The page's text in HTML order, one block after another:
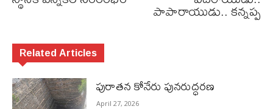
పాపారాయుడు.. కన్నప్ప
Related Articles
పురాత‌న కోనేరు పున‌రుద్ధ‌ర‌ణ
April 27, 2026